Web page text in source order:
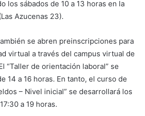
los sábados de 10 a 13 horas en la
Azucenas 23).
se abren preinscripciones para
virtual a través del campus virtual de
“Taller de orientación laboral” se
14 a 16 horas. En tanto, el curso de
– Nivel inicial” se desarrollará los
a 19 horas.